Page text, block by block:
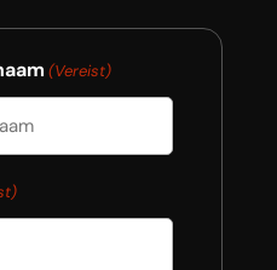
(Vereist)